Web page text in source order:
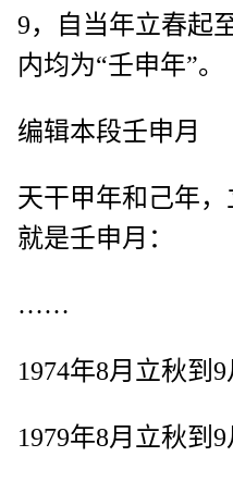
9，自当年立春起
内均为“壬申年”。
编辑本段壬申月
天干甲年和己年，
就是壬申月：
……
1974年8月立秋到
1979年8月立秋到